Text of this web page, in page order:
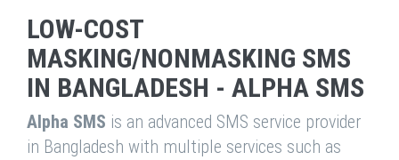
LOW-COST
MASKING/NONMASKING SMS
IN BANGLADESH - ALPHA SMS
Alpha SMS is an advanced SMS service provider
in Bangladesh with multiple services such as